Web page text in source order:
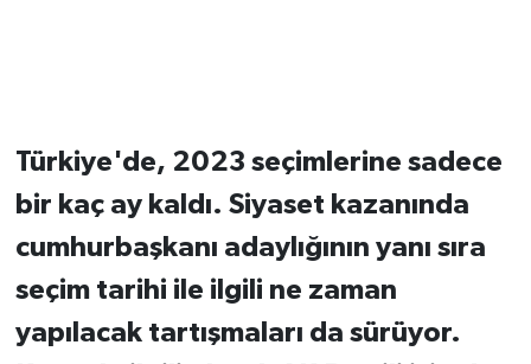
Türkiye'de, 2023 seçimlerine sadece
bir kaç ay kaldı. Siyaset kazanında
cumhurbaşkanı adaylığının yanı sıra
seçim tarihi ile ilgili ne zaman
yapılacak tartışmaları da sürüyor.